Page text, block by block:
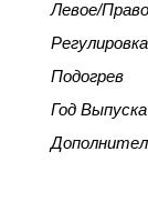
Левое/
Регулировка
Подогрев
Год Выпуска